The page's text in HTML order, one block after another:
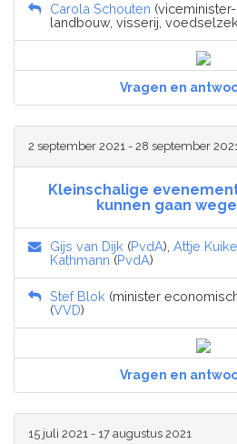
Carola Schouten
landbouw, visserij,
Vragen en
2 september 2021 - 28 september
Kleinschalige
kunnen gaan
Gijs van Dijk (PvdA), Attje
Kathmann (PvdA)
Stef Blok (minister
(VVD)
Vragen en
15 juli 2021 - 17 augustus 2021